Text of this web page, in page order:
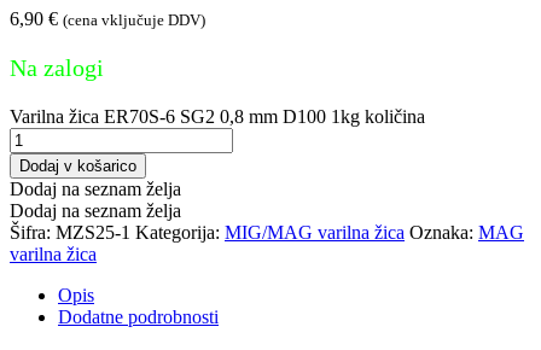
6,90 € (cena vključuje DDV)
Na zalogi
Varilna žica ER70S-6 SG2 0,8 mm D100 1kg količina
Dodaj v košarico
Dodaj na seznam želja
Dodaj na seznam želja
Šifra: MZS25-1 Kategorija: MIG/MAG varilna žica Oznaka: MAG
varilna žica
Opis
Dodatne podrobnosti